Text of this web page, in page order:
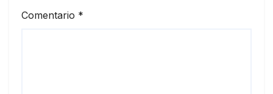
Comentario *